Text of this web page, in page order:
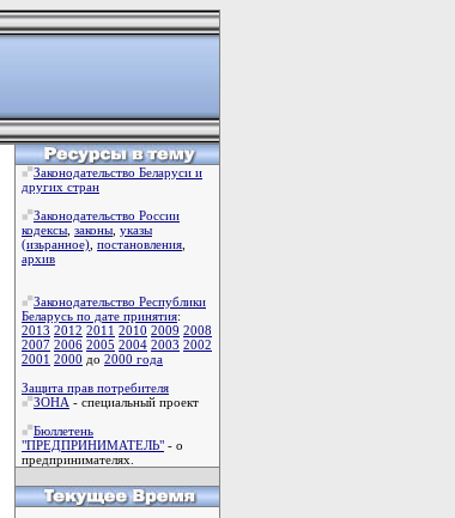
Законодательство Беларуси и
других стран
Законодательство России
кодексы законы указы
(изьранное) постановления
архив
Законодательство Республики
Беларусь по дате принятия:
2013 2012 2011 2010 2009 2008
2007 2006 2005 2004 2003 2002
2001 2000 до 2000 года
Защита прав потребителя
ЗОНА - специальный проект
Бюллетень
"ПРЕДПРИНИМАТЕЛЬ" - о
предпринимателях.